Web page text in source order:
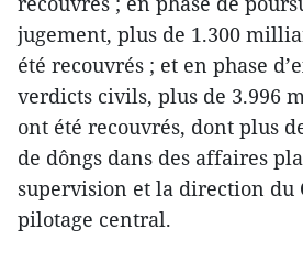
jugement, plus de 1.300
été recouvrés ; et en phase
verdicts civils, plus de 3.996
ont été recouvrés, dont plus
de dôngs dans des affaires
supervision et la direction du
pilotage central.